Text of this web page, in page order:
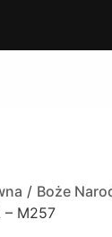
/ Boże
– M257